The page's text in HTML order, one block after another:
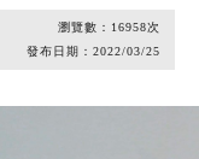
瀏覽數： 16958次
發布日期： 2022/03/25